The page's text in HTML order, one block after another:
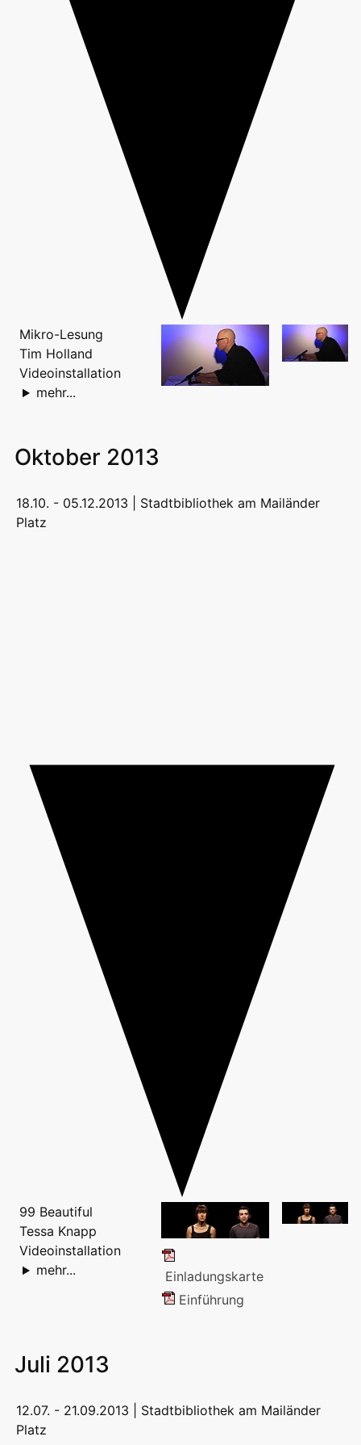
Mikro-Lesung
Tim Holland
Videoinstallation
mehr...
Oktober 2013
18.10. - 05.12.2013 | Stadtbibliothek am Mailänder
Platz
Einladungskarte
Einführung
99 Beautiful
Tessa Knapp
Videoinstallation
mehr...
Juli 2013
12.07. - 21.09.2013 | Stadtbibliothek am Mailänder
Platz